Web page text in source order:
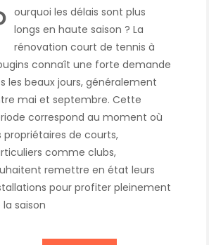
ourquoi les délais sont plus
longs en haute saison ? La
rénovation court de tennis à
connaît une forte demande
les beaux jours, généralement
mai et septembre. Cette
correspond au moment où
propriétaires de courts,
comme clubs,
remettre en état leurs
pour profiter pleinement
la saison